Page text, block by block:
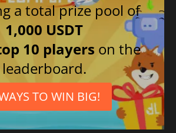
a total prize pool of
1,000 USDT
10 players on the
leaderboard.
TO WIN BIG!